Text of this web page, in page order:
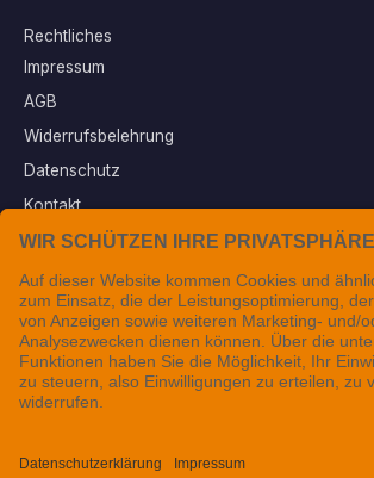
Rechtliches
Impressum
AGB
Widerrufsbelehrung
Datenschutz
Kontakt
Vertrag widerrufen
Sichere Zahlungsarten